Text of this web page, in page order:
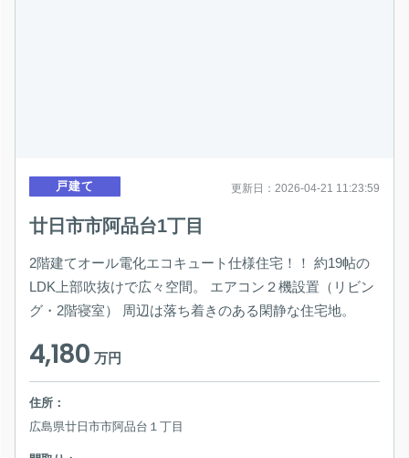
戸建て 更新日：2026-04-21 11:23:59
廿日市市阿品台1丁目
2階建てオール電化エコキュート仕様住宅！！ 約19帖の
LDK上部吹抜けで広々空間。 エアコン２機設置（リビン
グ・2階寝室） 周辺は落ち着きのある閑静な住宅地。
4,180万円
住所：
広島県廿日市市阿品台１丁目